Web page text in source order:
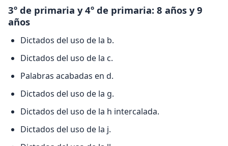
3º de primaria y 4º de primaria: 8 años y 9
años
Dictados del uso de la b.
Dictados del uso de la c.
Palabras acabadas en d.
Dictados del uso de la g.
Dictados del uso de la h intercalada.
Dictados del uso de la j.